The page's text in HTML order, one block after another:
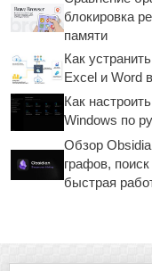
блокировка
памяти
Как
Excel и Word
Как
Windows по
Обзор
графов,
быстрая